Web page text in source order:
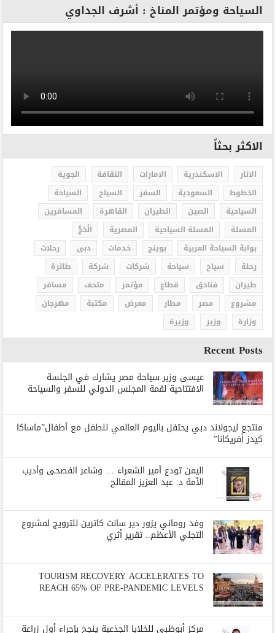
السياحة ومؤتمر المناخ : أشرف الجداوي
الاكثر بحثاً
الاثار الاسكندرية الامارات الثقافة
الجوية
الخطوط
السعودية السفر السياح
السياحة
السياحية
الصين الطيران القاهرة
المسافرين
المسلة
المسلة السياحية المصرية
الْحَجُّ
بوابة السياحة العربية
بوينج خدمات دبى
رحلات
رحلة
سياح سياحة شركات شركة
طائرة
طيران
فنادق قطاع مؤتمر متحف
مسافر
مشروع
مصر مطار معرض مكتبة
مهرجان
وزارة
وزير وزيرة
Recent Posts
عيسى وزير سياحة مصر يشارك في الجلسة
الافتتاحية لقمة المجلس الدولي للسفر والسياحة
منتجع ليجولاند دبي يحتفل باليوم العالمي للطفل مع أطفال”ماساكا
كيدز أفريكانا”
اليمن تودع أمير الشعراء … وشاعر الفصحى وأديب
الأمة د. عبد العزيز المقالح
وفد روماني يزور دير سانت كاترين للترويج لمشروع
التجلي الأعظم.. تقرير أثري
TOURISM RECOVERY ACCELERATES TO
REACH 65% OF PRE-PANDEMIC LEVELS
مركز أبوظبي للخلايا الجذعية ينجح بإجراء أول زراعة